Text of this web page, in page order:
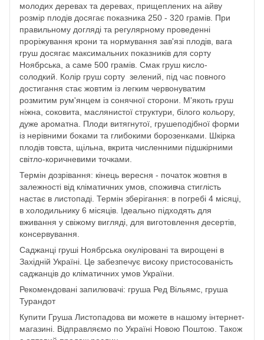
молодих деревах та деревах, прищеплених на айву
розмір плодів досягає показника 250 - 320 грамів. При
правильному догляді та регулярному проведенні
проріжування крони та нормування зав'язі плодів, вага
груш досягає максимальних показників для сорту
Ноябрська, а саме 500 грамів. Смак груш кисло-
солодкий. Колір груш сорту зелений, під час повного
достигання стає жовтим із легким червонуватим
розмитим рум'янцем із сонячної сторони. М'якоть груш
ніжна, соковита, маслянистої структури, білого кольору,
дуже ароматна. Плоди витягнутої, грушеподібної форми
із нерівними боками та глибокими борозенками. Шкірка
плодів товста, щільна, вкрита численними підшкірними
світло-коричневими точками.
Термін дозрівання: кінець вересня - початок жовтня в
залежності від кліматичних умов, споживча стиглість
настає в листопаді. Термін зберігання: в погребі 4 місяці,
в холодильнику 6 місяців. Ідеально підходять для
вживання у свіжому вигляді, для виготовлення десертів,
консервування.
Саджанці груші Ноябрська окуліровані та вирощені в
Західній Україні. Це забезпечує високу пристосованість
саджанців до кліматичних умов України.
Рекомендовані запилювачі: груша Ред Вільямс, груша
Турандот
Купити Груша Листопадова ви можете в нашому інтернет-
магазині. Відправляємо по Україні Новою Поштою. Також